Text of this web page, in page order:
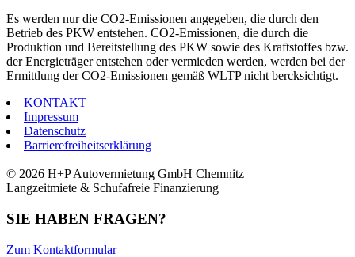
Es werden nur die CO2-Emissionen angegeben, die durch den
Betrieb des PKW entstehen. CO2-Emissionen, die durch die
Produktion und Bereitstellung des PKW sowie des Kraftstoffes bzw.
der Energieträger entstehen oder vermieden werden, werden bei der
Ermittlung der CO2-Emissionen gemäß WLTP nicht bercksichtigt.
KONTAKT
Impressum
Datenschutz
Barrierefreiheitserklärung
© 2026 H+P Autovermietung GmbH Chemnitz
Langzeitmiete & Schufafreie Finanzierung
SIE HABEN FRAGEN?
Zum Kontaktformular